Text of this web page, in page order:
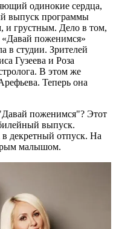
одинокие сердца,
выпуск программы
и грустным. Дело в том,
«Давай поженимся»
в студии. Зрителей
Гузеева и Роза
В этом же
Теперь она
поженимся"? Этот
выпуск.
декретный отпуск. На
малышом.